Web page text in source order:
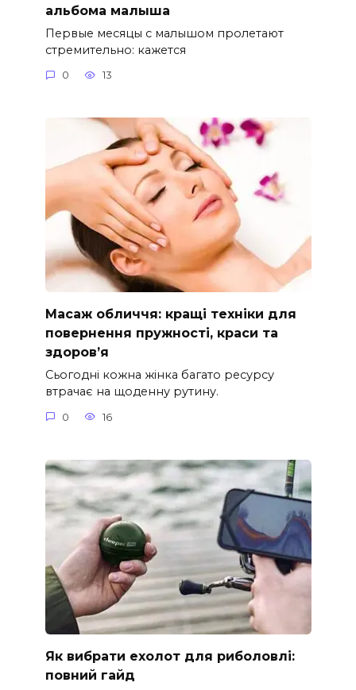
альбома малыша
Первые месяцы с малышом пролетают
стремительно: кажется
0 13
Масаж обличчя: кращі техніки для
повернення пружності, краси та
здоров’я
Сьогодні кожна жінка багато ресурсу
втрачає на щоденну рутину.
0 16
Як вибрати ехолот для риболовлі:
повний гайд